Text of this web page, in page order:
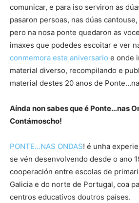
comunicar, e para iso serviron as
pasaron persoas, nas dúas
pero na nosa ponte quedaron as
imaxes que podedes escoitar e ver
conmemora este aniversario e onde
material diverso, recompilando e
material destes 20 anos de
Aínda non sabes que é Ponte…nas
Contámoscho!
PONTE…NAS ONDAS! é unha
se vén desenvolvendo desde o ano
cooperación entre escolas de
Galicia e do norte de Portugal, coa
centros educativos doutros países.